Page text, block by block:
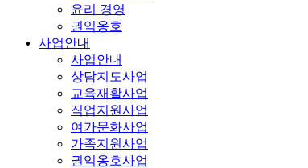
윤리 경영
권익옹호
사업안내
사업안내
상담지도사업
교육재활사업
직업지원사업
여가문화사업
가족지원사업
권익옹호사업